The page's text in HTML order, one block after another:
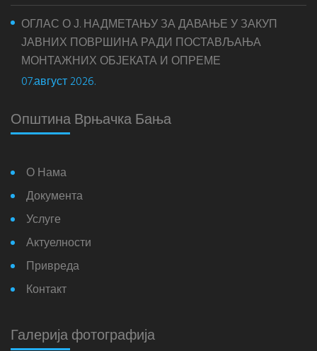
ОГЛАС О Ј. НАДМЕТАЊУ ЗА ДАВАЊЕ У ЗАКУП
ЈАВНИХ ПОВРШИНА РАДИ ПОСТАВЉАЊА
МОНТАЖНИХ ОБЈЕКАТА И ОПРЕМЕ
07.август 2026.
Општина Врњачка Бања
О Нама
Документа
Услуге
Актуелности
Привреда
Контакт
Галерија фотографија